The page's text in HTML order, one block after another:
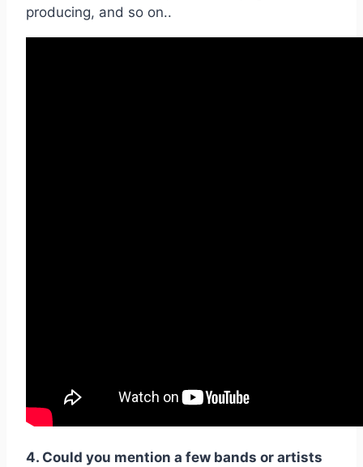
producing, and so on..
4. Could you mention a few bands or artists